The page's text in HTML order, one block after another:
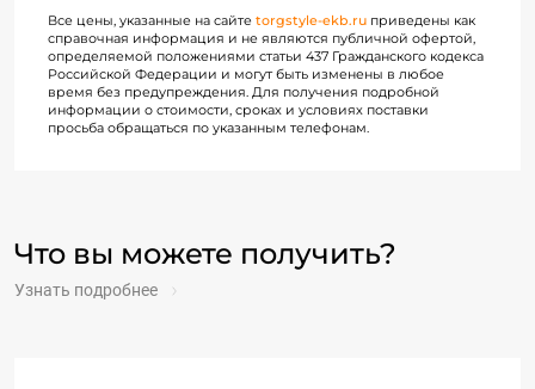
Все цены, указанные на сайте torgstyle-ekb.ru приведены как
справочная информация и не являются публичной офертой,
определяемой положениями статьи 437 Гражданского кодекса
Российской Федерации и могут быть изменены в любое
время без предупреждения. Для получения подробной
информации о стоимости, сроках и условиях поставки
просьба обращаться по указанным телефонам.
Что вы можете получить?
Узнать подробнее